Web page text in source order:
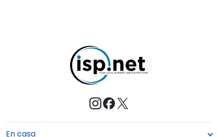
En casa